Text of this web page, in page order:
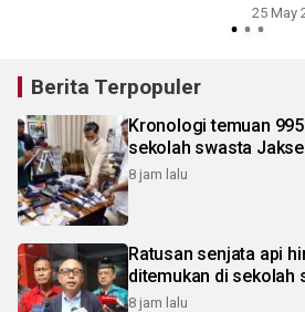
25 May
Berita Terpopuler
Kronologi temuan
sekolah swasta
8 jam lalu
Ratusan senjata api
ditemukan di sekolah
8 jam lalu